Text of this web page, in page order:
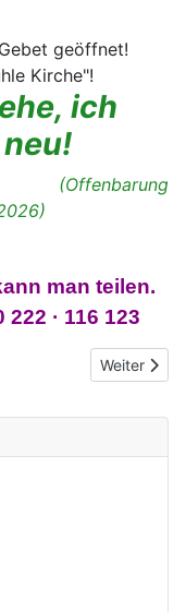
geöffnet!
Kirche"!
ich
man teilen.
222 · 116 123
Nächster
Weiter